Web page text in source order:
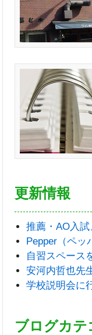
更新情報
推薦・AO入
Pepper（ペッ
自習スペース
安河内哲也先
学校説明会に
ブログカテ